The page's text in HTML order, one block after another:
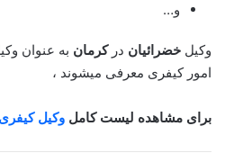
و…
وکیل خضرائیان در کرمان به عنوان
امور کیفری معرفی میشوند ،
برای مشاهده لیست کامل وکیل